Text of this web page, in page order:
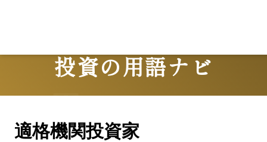
投資の用語ナビ
Terms
適格機関投資家